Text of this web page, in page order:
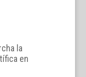
la
en